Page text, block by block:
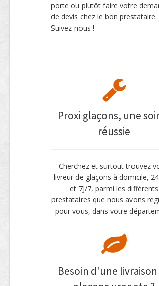
porte ou plutôt faire votre
de devis chez le bon prestataire.
Suivez-nous !
Proxi glaçons, une
réussie
Cherchez et surtout trouvez
livreur de glaçons à domicile,
et 7J/7, parmi les différents
prestataires que nous avons
pour vous, dans votre
Besoin d'une